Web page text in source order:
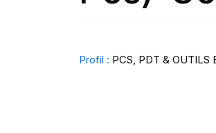
Profil : PCS, PDT & OUTILS